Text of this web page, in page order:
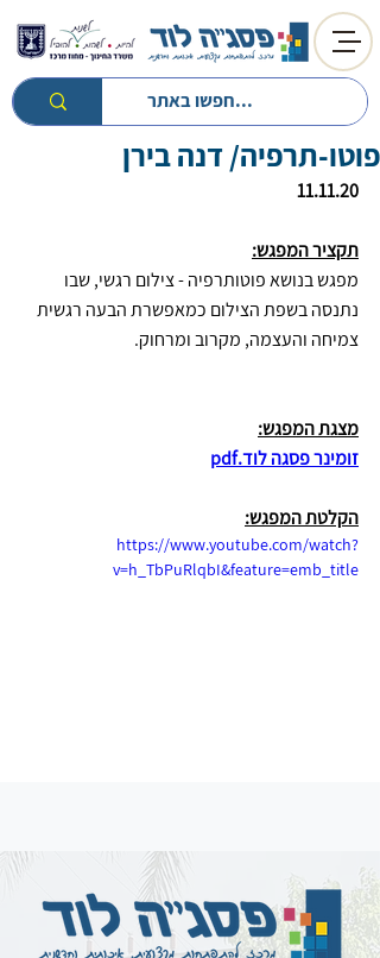
חזרה לטיפים
פוטו-תרפיה/ דנה בירן
11.11.20
תקציר המפגש:
מפגש בנושא פוטותרפיה - צילום רגשי, שבו
נתנסה בשפת הצילום כמאפשרת הבעה רגשית
צמיחה והעצמה, מקרוב ומרחוק.
מצגת המפגש:
זומינר פסגה לוד.pdf
הקלטת המפגש:
https://www.youtube.com/watch?
v=h_TbPuRlqbI&feature=emb_title